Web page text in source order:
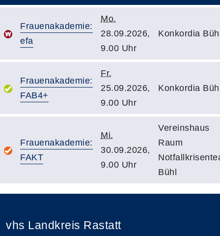
Frauenakademie:
efa
Mo.
28.09.2026,
9.00 Uhr
Konkordia
Frauenakademie:
FAB4+
Fr.
25.09.2026,
9.00 Uhr
Konkordia
Frauenakademie:
FAKT
Mi.
30.09.2026,
9.00 Uhr
Vereinshaus
Raum
Bühl
vhs Landkreis Rastatt